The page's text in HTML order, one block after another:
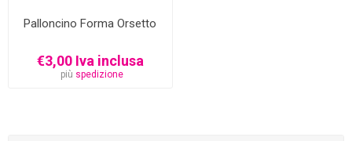
Palloncino Forma Orsetto
€3,00 Iva inclusa
più spedizione